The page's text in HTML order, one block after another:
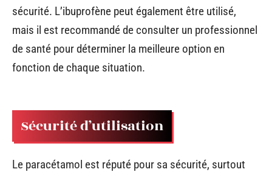
sécurité. L’ibuprofène peut également être utilisé,
mais il est recommandé de consulter un professionnel
de santé pour déterminer la meilleure option en
fonction de chaque situation.
Sécurité d’utilisation
Le paracétamol est réputé pour sa sécurité, surtout